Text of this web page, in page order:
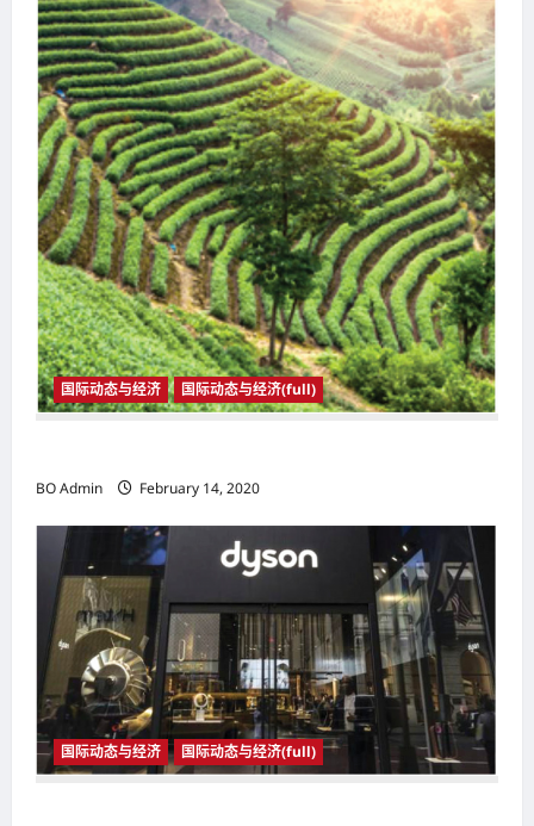
国际动态与经济 国际动态与经济(full)
BO Admin February 14, 2020
国际动态与经济 国际动态与经济(full)